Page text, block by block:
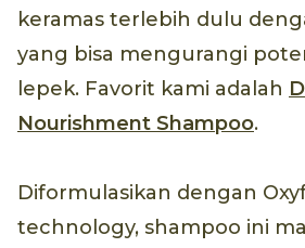
keramas terlebih dulu
yang bisa mengurangi
lepek. Favorit kami adalah
Nourishment Shampoo.
Diformulasikan dengan
technology, shampoo ini